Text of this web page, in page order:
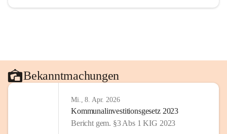
Bekanntmachungen
Mi., 8. Apr. 2026
Kommunalinvestitionsgesetz 2023
Bericht gem. §3 Abs 1 KIG 2023